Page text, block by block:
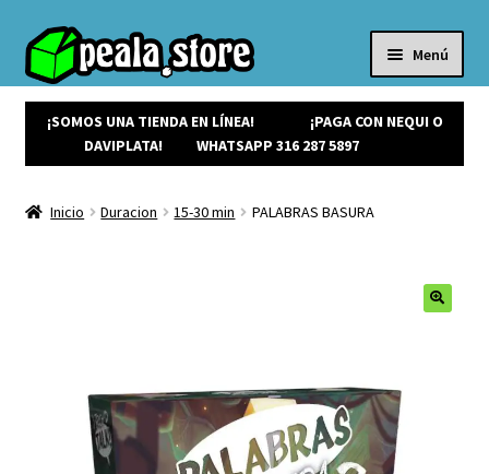
Menú
Productos
¡Ofertas!
¡NUEVOS!
Contacto
¡SOMOS UNA TIENDA EN LÍNEA!
¡PAGA CON NEQUI O
DAVIPLATA!
WHATSAPP 316 287 5897
Inicio Duracion 15-30 min PALABRAS BASURA